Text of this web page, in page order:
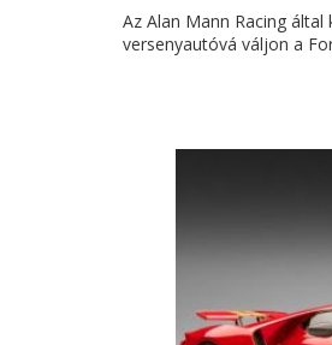
Az Alan Mann Racing
versenyautóvá váljon a